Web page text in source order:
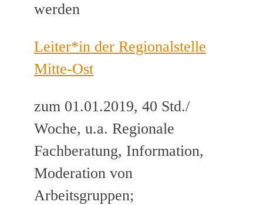
werden
Leiter*in der Regionalstelle
Mitte-Ost
zum 01.01.2019, 40 Std./
Woche, u.a. Regionale
Fachberatung, Information,
Moderation von
Arbeitsgruppen;